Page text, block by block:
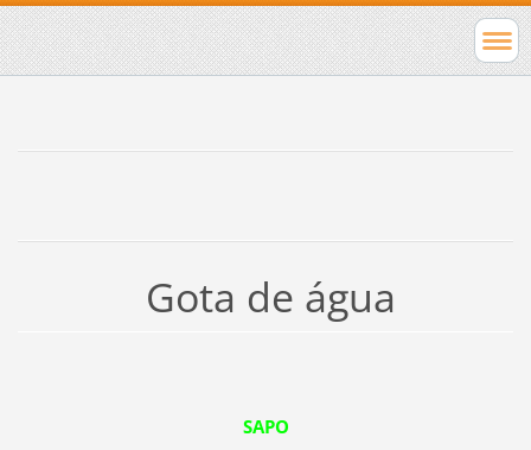
Gota de água
SAPO